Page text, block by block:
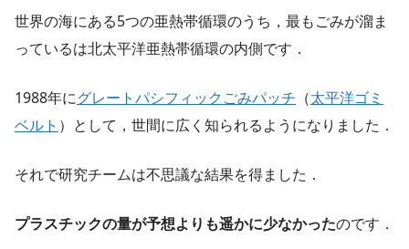
世界の海にある5つの亜熱帯循環のうち，最もごみが溜ま
っているは北太平洋亜熱帯循環の内側です．
1988年にグレートパシフィックごみパッチ （太平洋ゴミ
ベルト ）として，世間に広く知られるようになりました．
それで研究チームは不思議な結果を得ました．
プラスチックの量が予想よりも遥かに少なかったのです．